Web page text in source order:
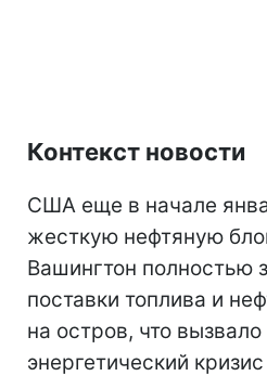
Контекст новости
США еще в начале
жесткую нефтяную
Вашингтон полностью
поставки топлива и
на остров, что вызвало
энергетический